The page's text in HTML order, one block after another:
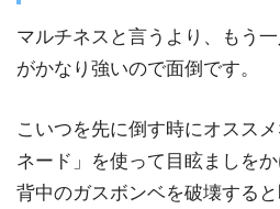
マルチネスと言うより、もう
がかなり強いので面倒です。
こいつを先に倒す時にオスス
ネード」を使って目眩ましを
背中のガスボンベを破壊する